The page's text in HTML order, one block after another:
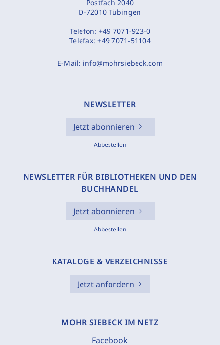
Postfach 2040
D-72010 Tübingen
Telefon: +49 7071-923-0
Telefax:+49 7071-51104
E-Mail: info@mohrsiebeck.com
NEWSLETTER
Jetzt abonnieren
Abbestellen
NEWSLETTER FÜR BIBLIOTHEKEN UND DEN
BUCHHANDEL
Jetzt abonnieren
Abbestellen
KATALOGE & VERZEICHNISSE
Jetzt anfordern
MOHR SIEBECK IM NETZ
Facebook